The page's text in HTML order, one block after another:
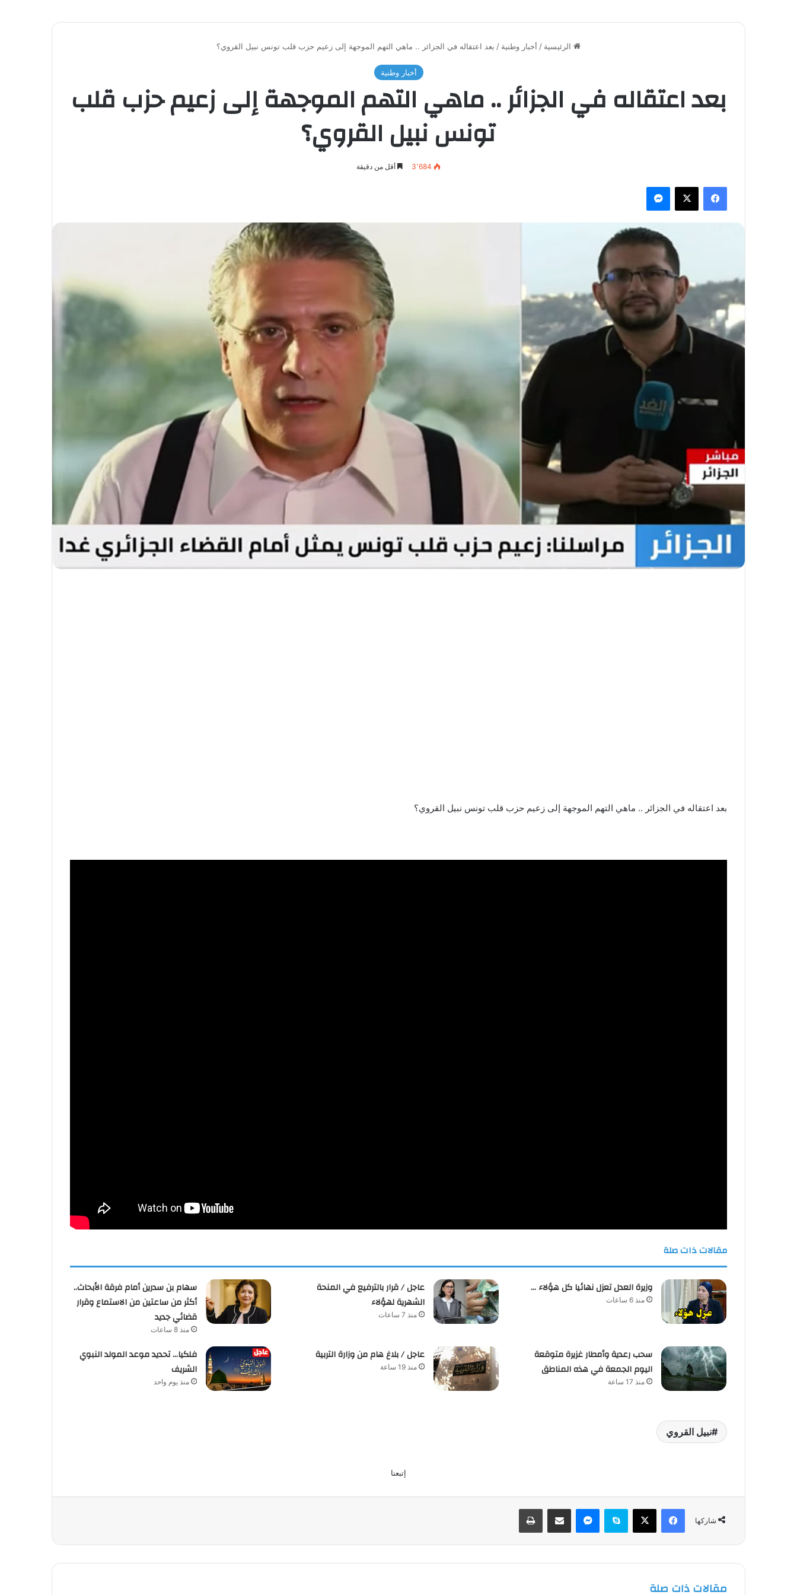
الرئيسية / أخبار وطنية / بعد اعتقاله في الجزائر .. ماهي التهم الموجهة إلى زعيم حزب قلب تونس نبيل القروي؟
أخبار وطنية
بعد اعتقاله في الجزائر .. ماهي التهم الموجهة إلى زعيم حزب قلب
تونس نبيل القروي؟
3٬684 أقل من دقيقة
فيسبوك
بعد اعتقاله في الجزائر .. ماهي التهم الموجهة إلى زعيم حزب قلب تونس نبيل القروي؟
مقالات ذات صلة
وزيرة العدل تعزل نهائيا كل هؤلاء …
منذ 6 ساعات
عاجل / قرار بالترفيع في المنحة
الشهرية لهؤلاء
منذ 7 ساعات
سهام بن سدرين أمام فرقة الأبحاث..
أكثر من ساعتين من الاستماع وقرار
قضائي جديد
منذ 8 ساعات
سحب رعدية وأمطار غزيرة متوقعة
اليوم الجمعة في هذه المناطق
منذ 17 ساعة
عاجل / بلاغ هام من وزارة التربية
منذ 19 ساعة
فلكيا… تحديد موعد المولد النبوي
الشريف
منذ يوم واحد
نبيل القروي
إتبعنا
شاركها
فيسبوك سكايب
مقالات ذات صلة